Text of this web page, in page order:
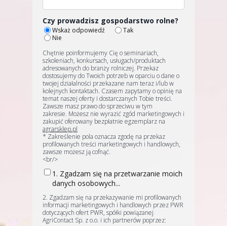
Czy prowadzisz gospodarstwo rolne?
Wskaż odpowiedź
Tak
Nie
Chętnie poinformujemy Cię o seminariach,
szkoleniach, konkursach, usługach/produktach
adresowanych do branży rolniczej. Przekaz
dostosujemy do Twoich potrzeb w oparciu o dane o
twojej działalności przekazane nam teraz i/lub w
kolejnych kontaktach. Czasem zapytamy o opinię na
temat naszej oferty i dostarczanych Tobie treści.
Zawsze masz prawo do sprzeciwu w tym
zakresie. Możesz nie wyrazić zgód marketingowych i
zakupić oferowany bezpłatnie egzemplarz na
agrarsklep.pl
* Zakreślenie pola oznacza zgodę na przekaz
profilowanych treści marketingowych i handlowych,
zawsze możesz ją cofnąć.
<br/>
1. Zgadzam się na przetwarzanie moich
danych osobowych...
2. Zgadzam się na przekazywanie mi profilowanych
informacji marketingowych i handlowych przez PWR
dotyczących ofert PWR, spółki powiązanej
AgriContact Sp. z o.o. i ich partnerów poprzez: